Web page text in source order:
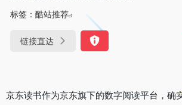
标签： 酷站推荐
链接直达
京东读书作为京东旗下的数字阅读平台，确